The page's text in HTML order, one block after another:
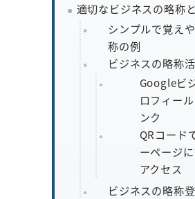
適切なビジネスの略称
シンプルで覚え
称の例
ビジネスの略称
Googleビ
ロフィー
ンク
QRコード
ーページ
アクセス
ビジネスの略称